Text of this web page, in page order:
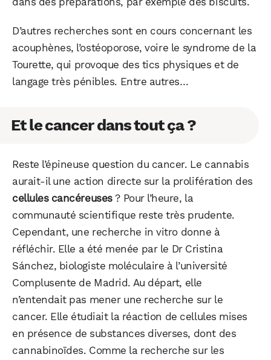
D’autres recherches sont en cours concernant les
acouphènes, l’ostéoporose, voire le syndrome de la
Tourette, qui provoque des tics physiques et de
langage très pénibles. Entre autres…
Et le cancer dans tout ça ?
Reste l’épineuse question du cancer. Le cannabis
aurait-il une action directe sur la prolifération des
cellules cancéreuses? Pour l’heure, la
communauté scientifique reste très prudente.
Cependant, une recherche in vitro donne à
réfléchir. Elle a été menée par le Dr Cristina
Sánchez, biologiste moléculaire à l’université
Complusente de Madrid. Au départ, elle
n’entendait pas mener une recherche sur le
cancer. Elle étudiait la réaction de cellules mises
en présence de substances diverses, dont des
cannabinoïdes. Comme la recherche sur les